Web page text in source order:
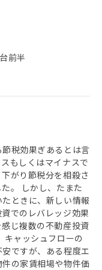
前半
税効果ぎあるとは言
もしくはマイナスで
がり節税分を相殺さ
。 しかし、たまた
ときに、新しい情報
でのレバレッジ効果
じ複数の不動産投資
キャッシュフローの
ですが、ある程度エ
の家賃相場や物件価